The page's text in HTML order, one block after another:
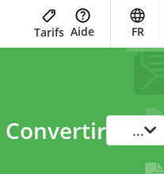
Tarifs Aide FR
Convertir ...